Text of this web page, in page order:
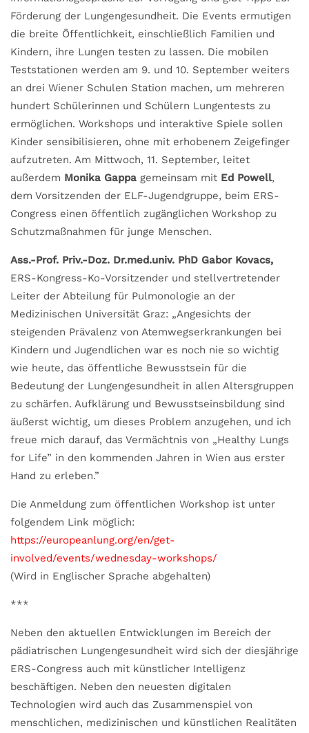
Förderung der Lungengesundheit. Die Events ermutigen
die breite Öffentlichkeit, einschließlich Familien und
Kindern, ihre Lungen testen zu lassen. Die mobilen
Teststationen werden am 9. und 10. September weiters
an drei Wiener Schulen Station machen, um mehreren
hundert Schülerinnen und Schülern Lungentests zu
ermöglichen. Workshops und interaktive Spiele sollen
Kinder sensibilisieren, ohne mit erhobenem Zeigefinger
aufzutreten. Am Mittwoch, 11. September, leitet
außerdem Monika Gappa gemeinsam mit Ed Powell,
dem Vorsitzenden der ELF-Jugendgruppe, beim ERS-
Congress einen öffentlich zugänglichen Workshop zu
Schutzmaßnahmen für junge Menschen.
Ass.-Prof. Priv.-Doz. Dr.med.univ. PhD Gabor Kovacs,
ERS-Kongress-Ko-Vorsitzender und stellvertretender
Leiter der Abteilung für Pulmonologie an der
Medizinischen Universität Graz: „Angesichts der
steigenden Prävalenz von Atemwegserkrankungen bei
Kindern und Jugendlichen war es noch nie so wichtig
wie heute, das öffentliche Bewusstsein für die
Bedeutung der Lungengesundheit in allen Altersgruppen
zu schärfen. Aufklärung und Bewusstseinsbildung sind
äußerst wichtig, um dieses Problem anzugehen, und ich
freue mich darauf, das Vermächtnis von „Healthy Lungs
for Life” in den kommenden Jahren in Wien aus erster
Hand zu erleben.”
Die Anmeldung zum öffentlichen Workshop ist unter
folgendem Link möglich:
https://europeanlung.org/en/get-
involved/events/wednesday-workshops/
(Wird in Englischer Sprache abgehalten)
***
Neben den aktuellen Entwicklungen im Bereich der
pädiatrischen Lungengesundheit wird sich der diesjährige
ERS-Congress auch mit künstlicher Intelligenz
beschäftigen. Neben den neuesten digitalen
Technologien wird auch das Zusammenspiel von
menschlichen, medizinischen und künstlichen Realitäten